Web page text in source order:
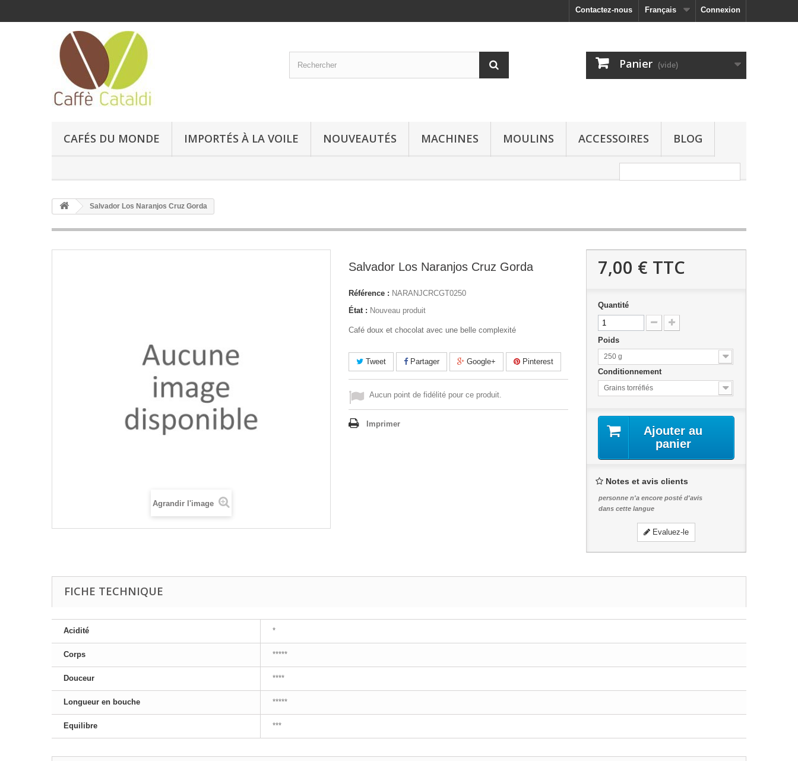
Connexion
Français
Contactez-nous
Panier (vide)
CAFÉS DU MONDE IMPORTÉS À LA VOILE NOUVEAUTÉS MACHINES MOULINS ACCESSOIRES BLOG
Salvador Los Naranjos Cruz Gorda
Agrandir l'image
Salvador Los Naranjos Cruz Gorda
Référence : NARANJCRCGT0250
État : Nouveau produit
Café doux et chocolat avec une belle complexité
Tweet Partager Google+ Pinterest
Aucun point de fidélité pour ce produit.
Imprimer
7,00 € TTC
Quantité
Poids
250 g
Conditionnement
Grains torréfiés
Ajouter au
panier
Notes et avis clients
personne n'a encore posté d'avis
dans cette langue
Evaluez-le
FICHE TECHNIQUE
Acidité *
Corps *****
Douceur ****
Longueur en bouche *****
Equilibre ***